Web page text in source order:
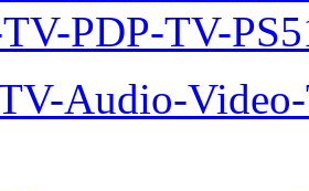
PDP-TV-
Audio-